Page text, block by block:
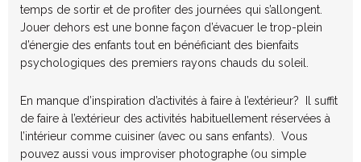
temps de sortir et de profiter des journées qui s’allongent.
Jouer dehors est une bonne façon d’évacuer le trop-plein
d’énergie des enfants tout en bénéficiant des bienfaits
psychologiques des premiers rayons chauds du soleil.
En manque d’inspiration d’activités à faire à l’extérieur? Il suffit
de faire à l’extérieur des activités habituellement réservées à
l’intérieur comme cuisiner (avec ou sans enfants). Vous
pouvez aussi vous improviser photographe (ou simple